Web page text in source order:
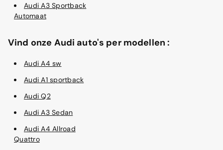
Audi A3 Sportback
Automaat
Vind onze Audi auto's per modellen :
Audi A4 sw
Audi A1 sportback
Audi Q2
Audi A3 Sedan
Audi A4 Allroad
Quattro